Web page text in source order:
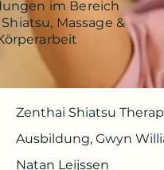
im Bereich
Shiatsu, Massage &
Zenthai Shiatsu
Ausbildung, Gwyn
Natan Leijssen